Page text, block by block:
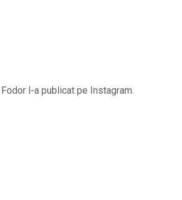
l-a publicat pe Instagram.